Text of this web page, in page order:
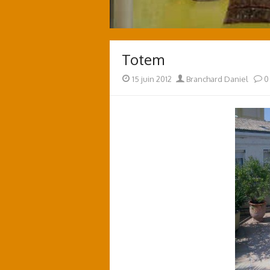
Totem
Posted
15 juin 2012 Author
Branchard Daniel 0